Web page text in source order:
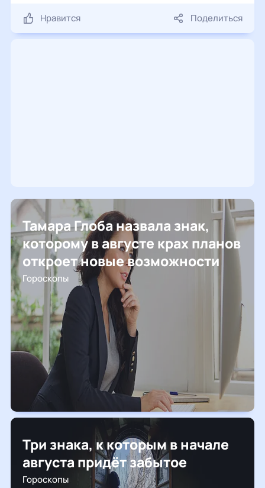
Нравится Поделиться
Тамара Глоба назвала знак,
которому в августе крах планов
откроет новые возможности
Гороскопы
Три знака, к которым в начале
августа придёт забытое
Гороскопы